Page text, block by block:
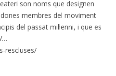
son noms que designen
membres del moviment
del passat mil·lenni, i que es
rescluses/